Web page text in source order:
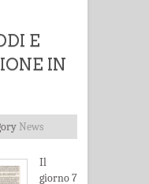
E
IN
News
Il
giorno 7